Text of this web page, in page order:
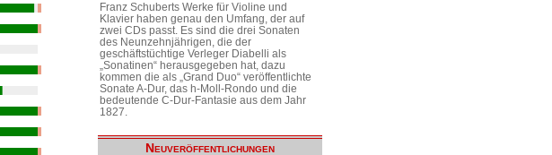
Franz Schuberts Werke für Violine und
Klavier haben genau den Umfang, der auf
zwei CDs passt. Es sind die drei Sonaten
des Neunzehnjährigen, die der
geschäftstüchtige Verleger Diabelli als
„Sonatinen“ herausgegeben hat, dazu
kommen die als „Grand Duo“ veröffentlichte
Sonate A-Dur, das h-Moll-Rondo und die
bedeutende C-Dur-Fantasie aus dem Jahr
1827.
Neuveröffentlichungen